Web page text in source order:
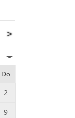
>
Do
2
9